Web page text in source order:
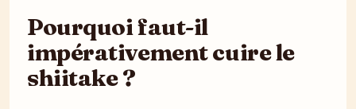
Pourquoi faut-il
impérativement cuire le
shiitake ?